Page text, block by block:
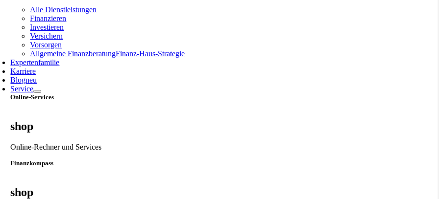
Alle Dienstleistungen
Finanzieren
Investieren
Versichern
Vorsorgen
Allgemeine FinanzberatungFinanz‑Haus‑Strategie
Expertenfamilie
Karriere
Blogneu
Service
Online-Services
shop
Online-Rechner und Services
Finanzkompass
shop